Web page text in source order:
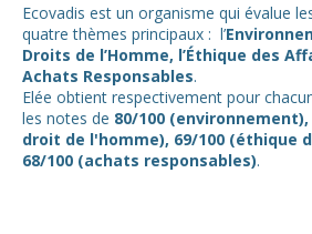
Ecovadis est un organisme qui évalue
quatre thèmes principaux : l’
Droits de l’Homme, l’Éthique des
Achats Responsables.
Elée obtient respectivement pour
les notes de 80/100
droit de l'homme), 69/100 (éthique
68/100 (achats responsables).